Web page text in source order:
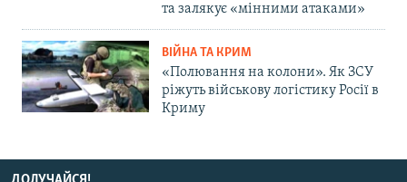
та залякує «мінними атаками»
ВІЙНА ТА КРИМ
«Полювання на колони». Як ЗСУ
ріжуть військову логістику Росії в
Криму